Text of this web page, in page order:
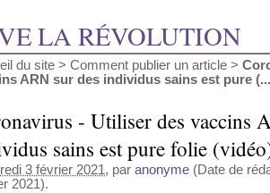
LA RÉVOLUTION
du site > Comment publier un article >
ARN sur des individus sains est pure
- Utiliser des vaccins
sains est pure folie
3 février 2021 , par anonyme (Date de
2021).